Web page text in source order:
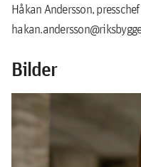
Håkan Andersson,
Bilder